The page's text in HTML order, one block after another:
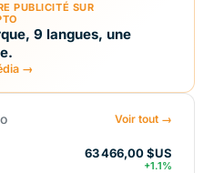
PUBLICITÉ SUR
9 langues, une
→
Voir tout →
63 466,00 $US
+1.1%